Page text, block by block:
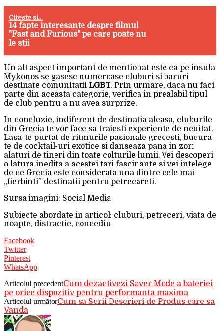
Citeste si...
14 fapte interesante despre filmul
"Fast and Furious" pe care poate nu
le stii
Un alt aspect important de mentionat este ca pe insula
Mykonos se gasesc numeroase cluburi si baruri
destinate comunitatii LGBT. Prin urmare, daca nu faci
parte din aceasta categorie, verifica in prealabil tipul
de club pentru a nu avea surprize.
In concluzie, indiferent de destinatia aleasa, cluburile
din Grecia te vor face sa traiesti experiente de neuitat.
Lasa-te purtat de ritmurile pasionale grecesti, bucura-
te de cocktail-uri exotice si danseaza pana in zori
alaturi de tineri din toate colturile lumii. Vei descoperi
o latura inedita a acestei tari fascinante si vei intelege
de ce Grecia este considerata una dintre cele mai
„fierbinti” destinatii pentru petrecareti.
Sursa imagini: Social Media
Subiecte abordate in articol: cluburi, petreceri, viata de
noapte, distractie, concediu
Facebook
Twitter
Pinterest
WhatsApp
Articolul precedentCum dezactivezi Saver Mode a bateriei
pe orice dispozitiv pentru performanta maxima
Articolul următorCum sa Scrii Descrieri de Produs care sa
Vanda